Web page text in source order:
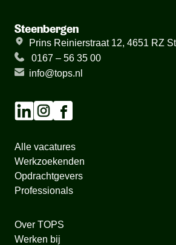
Steenbergen
Prins Reinierstraat 12, 4651 RZ
0167 – 56 35 00
info@tops.nl
Alle vacatures
Werkzoekenden
Opdrachtgevers
Professionals
Over TOPS
Werken bij